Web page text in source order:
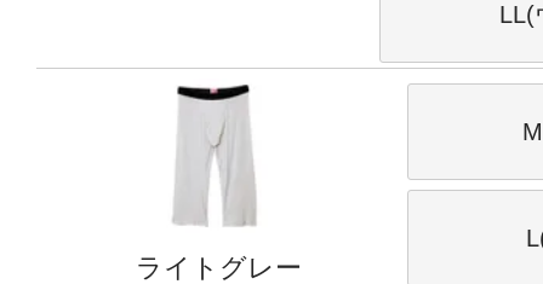
LL(
ライトグレー